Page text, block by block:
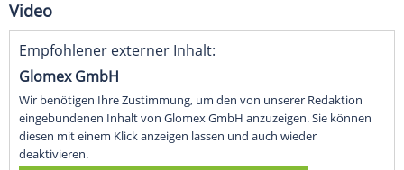
Video
Empfohlener externer Inhalt:
Glomex GmbH
Wir benötigen Ihre Zustimmung, um den von unserer Redaktion
eingebundenen Inhalt von Glomex GmbH anzuzeigen. Sie können
diesen mit einem Klick anzeigen lassen und auch wieder
deaktivieren.